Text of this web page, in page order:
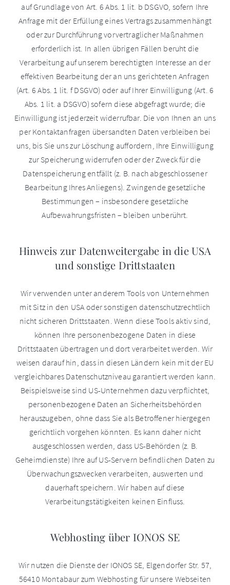
auf Grundlage von Art. 6 Abs. 1 lit. b DSGVO, sofern Ihre
Anfrage mit der Erfüllung eines Vertrags zusammenhängt
oder zur Durchführung vorvertraglicher Maßnahmen
erforderlich ist. In allen übrigen Fällen beruht die
Verarbeitung auf unserem berechtigten Interesse an der
effektiven Bearbeitung der an uns gerichteten Anfragen
(Art. 6 Abs. 1 lit. f DSGVO) oder auf Ihrer Einwilligung (Art. 6
Abs. 1 lit. a DSGVO) sofern diese abgefragt wurde; die
Einwilligung ist jederzeit widerrufbar. Die von Ihnen an uns
per Kontaktanfragen übersandten Daten verbleiben bei
uns, bis Sie uns zur Löschung auffordern, Ihre Einwilligung
zur Speicherung widerrufen oder der Zweck für die
Datenspeicherung entfällt (z. B. nach abgeschlossener
Bearbeitung Ihres Anliegens). Zwingende gesetzliche
Bestimmungen – insbesondere gesetzliche
Aufbewahrungsfristen – bleiben unberührt.
Hinweis zur Datenweitergabe in die USA
und sonstige Drittstaaten
Wir verwenden unter anderem Tools von Unternehmen
mit Sitz in den USA oder sonstigen datenschutzrechtlich
nicht sicheren Drittstaaten. Wenn diese Tools aktiv sind,
können Ihre personenbezogene Daten in diese
Drittstaaten übertragen und dort verarbeitet werden. Wir
weisen darauf hin, dass in diesen Ländern kein mit der EU
vergleichbares Datenschutzniveau garantiert werden kann.
Beispielsweise sind US-Unternehmen dazu verpflichtet,
personenbezogene Daten an Sicherheitsbehörden
herauszugeben, ohne dass Sie als Betroffener hiergegen
gerichtlich vorgehen könnten. Es kann daher nicht
ausgeschlossen werden, dass US-Behörden (z. B.
Geheimdienste) Ihre auf US-Servern befindlichen Daten zu
Überwachungszwecken verarbeiten, auswerten und
dauerhaft speichern. Wir haben auf diese
Verarbeitungstätigkeiten keinen Einfluss.
Webhosting über IONOS SE
Wir nutzen die Dienste der IONOS SE, Elgendorfer Str. 57,
56410 Montabaur zum Webhosting für unsere Webseiten